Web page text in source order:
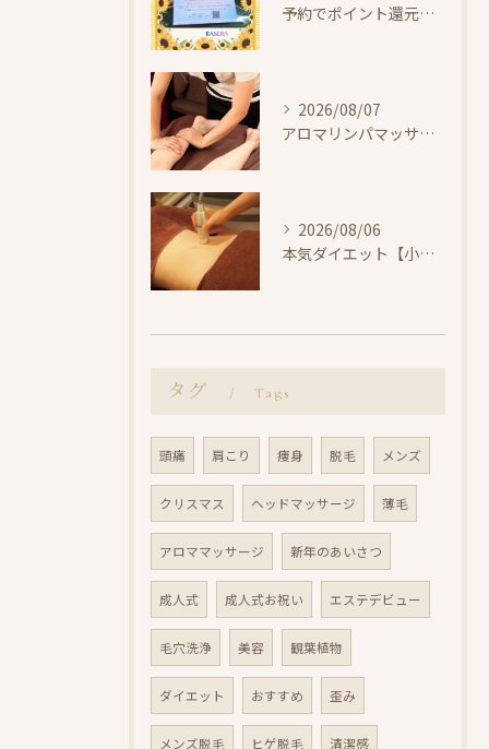
予約でポイント還元！ビビビ祭【小田原・エステ・リラク】
2026/08/07
アロマリンパマッサージで整えよう【小田原・エステ・リラク】
2026/08/06
本気ダイエット【小田原・エステ・痩身】
タグ Tags
頭痛 肩こり 痩身 脱毛 メンズ
クリスマス ヘッドマッサージ 薄毛
アロママッサージ 新年のあいさつ
成人式 成人式お祝い エステデビュー
毛穴洗浄 美容 観葉植物
ダイエット おすすめ 歪み
メンズ脱毛 ヒゲ脱毛 清潔感